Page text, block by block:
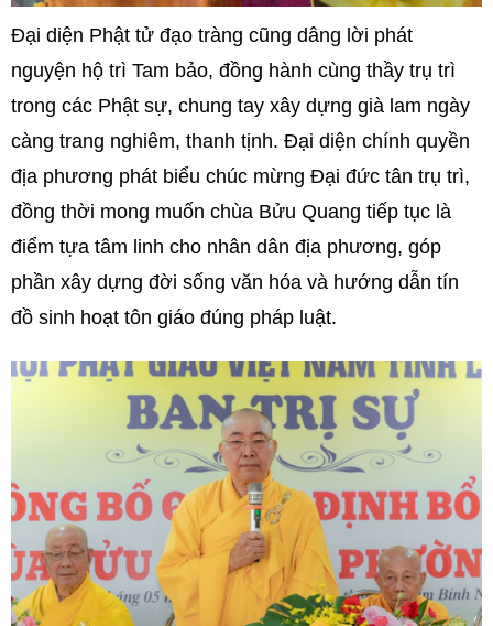
Đại diện Phật tử đạo tràng cũng dâng lời phát
nguyện hộ trì Tam bảo, đồng hành cùng thầy trụ trì
trong các Phật sự, chung tay xây dựng già lam ngày
càng trang nghiêm, thanh tịnh. Đại diện chính quyền
địa phương phát biểu chúc mừng Đại đức tân trụ trì,
đồng thời mong muốn chùa Bửu Quang tiếp tục là
điểm tựa tâm linh cho nhân dân địa phương, góp
phần xây dựng đời sống văn hóa và hướng dẫn tín
đồ sinh hoạt tôn giáo đúng pháp luật.